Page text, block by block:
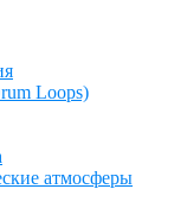
Loops)
атмосферы